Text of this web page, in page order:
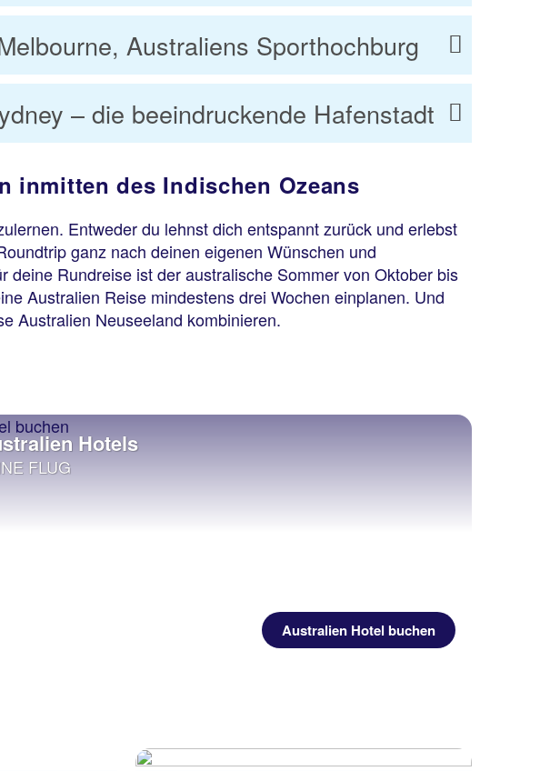
Australiens Sporthochburg
– die beeindruckende Hafenstadt
inmitten des Indischen Ozeans
Entweder du lehnst dich entspannt zurück und erlebst
ganz nach deinen eigenen Wünschen und
Rundreise ist der australische Sommer von Oktober bis
Australien Reise mindestens drei Wochen einplanen. Und
Australien Neuseeland kombinieren.
Hotels
FLUG
Australien Hotel buchen